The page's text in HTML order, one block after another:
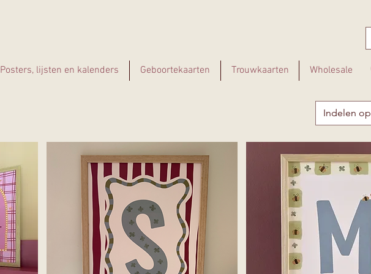
Posters, lijsten en kalenders Geboortekaarten Trouwkaarten Wholesale
Indelen op